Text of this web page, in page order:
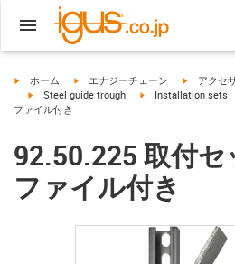
igus-icon-arrow-right
ホーム igus-icon-arrow-right
エナジーチェーン igus-icon-
アクセ
igus-icon-arrow-right
Steel guide trough igus-icon-arrow-right
Installation sets
ファイル付き
92.50.225 取付セ
ファイル付き